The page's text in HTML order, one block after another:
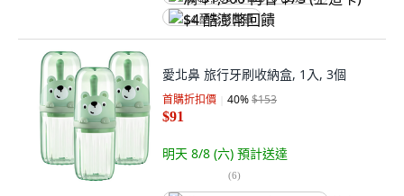
$4 酷澎幣回饋
愛北鼻 旅行牙刷收納盒, 1入, 3個
首購折扣價 40%$153
$91
明天 8/8 (六) 預計送達
(6)